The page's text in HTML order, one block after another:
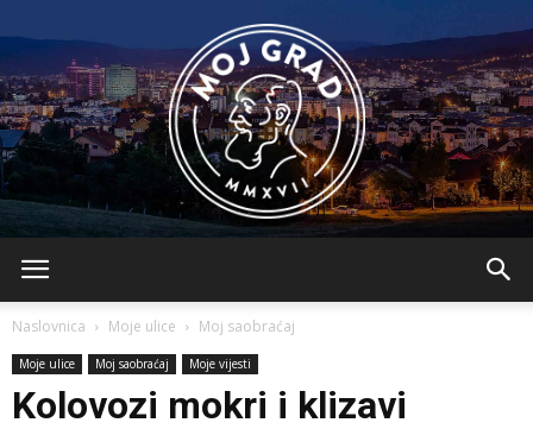
Naslovnica Moje ulice Moj saobraćaj
Moje ulice Moj saobraćaj Moje vijesti
Kolovozi mokri i klizavi